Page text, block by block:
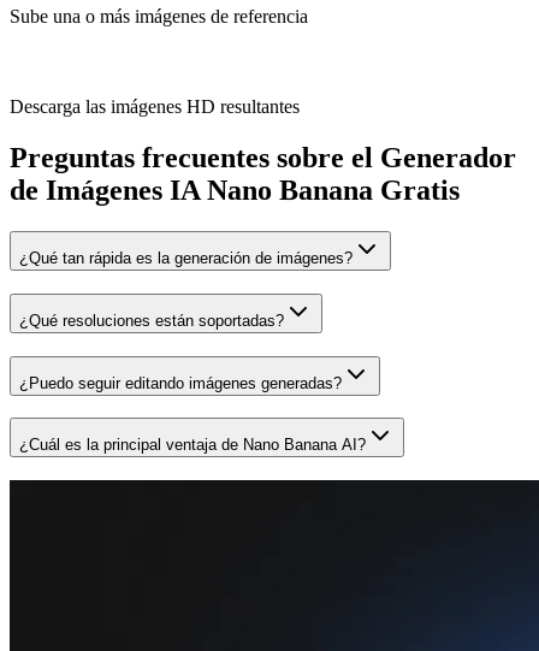
Sube una o más imágenes de referencia
Descarga las imágenes HD resultantes
Preguntas frecuentes sobre el Generador
de Imágenes IA Nano Banana Gratis
¿Qué tan rápida es la generación de imágenes?
¿Qué resoluciones están soportadas?
¿Puedo seguir editando imágenes generadas?
¿Cuál es la principal ventaja de Nano Banana AI?